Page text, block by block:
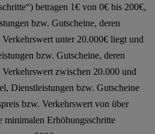
betragen 1€ von 0€ bis 200€,
bzw. Gutscheine, deren
unter 20.000€ liegt und
bzw. Gutscheine, deren
zwischen 20.000 und
Dienstleistungen bzw. Gutscheine
bzw. Verkehrswert von über
minimalen Erhöhungsschritte